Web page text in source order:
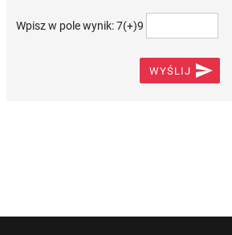
Wpisz w pole wynik: 7(+)9
WYŚLIJ 